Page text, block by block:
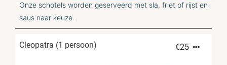
Onze schotels worden geserveerd met sla, friet of rijst en
saus naar keuze.
Cleopatra (1 persoon) €25